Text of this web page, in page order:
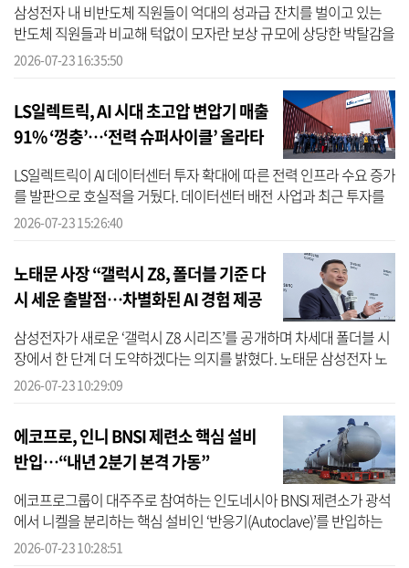
삼성전자 내 비반도체 직원들이 억대의 성과급 잔치를 벌이고 있는
반도체 직원들과 비교해 턱없이 모자란 보상 규모에 상당한 박탈감을
호소하고 있다. 이런 와중에 주요 경영진들이 수십억원대 성과 보상
2026-07-23 16:35:50
LS일렉트릭, AI 시대 초고압 변압기 매출
91% ‘껑충’…‘전력 슈퍼사이클’ 올라타
고, 역대급 실적
LS일렉트릭이 AI 데이터센터 투자 확대에 따른 전력 인프라 수요 증가
를 발판으로 호실적을 거뒀다. 데이터센터 배전 사업과 최근 투자를
바탕으로 생산능력을 끌어올린 초고압 변압기 사업이 실적 성장을 이
2026-07-23 15:26:40
노태문 사장 “갤럭시 Z8, 폴더블 기준 다
시 세운 출발점…차별화된 AI 경험 제공
할 것”
삼성전자가 새로운 ‘갤럭시 Z8 시리즈’를 공개하며 차세대 폴더블 시
장에서 한 단계 더 도약하겠다는 의지를 밝혔다. 노태문 삼성전자 노
태문 대표이사 겸 MX사업부장은 지난 22일(현지시간) 영국 런던에서
2026-07-23 10:29:09
에코프로, 인니 BNSI 제련소 핵심 설비
반입…“내년 2분기 본격 가동”
에코프로그룹이 대주주로 참여하는 인도네시아 BNSI 제련소가 광석
에서 니켈을 분리하는 핵심 설비인 ‘반응기(Autoclave)’를 반입하는
등 연내 완공을 목표로 박차를 가하고 있다. 에코프로는 지난 22일 인
2026-07-23 10:28:51